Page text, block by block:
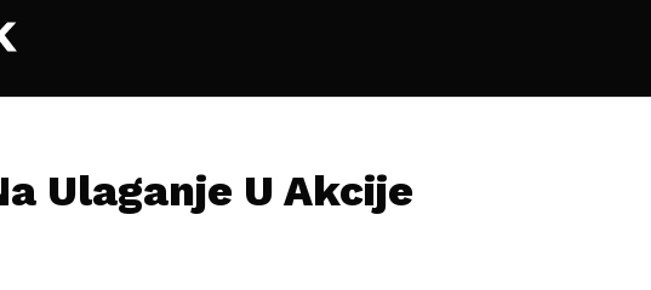
Ulaganje U Akcije